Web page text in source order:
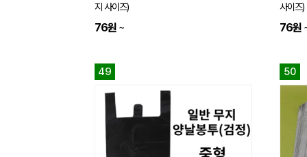
지 사이즈)
76원 ~
사이즈)
76원
49 50